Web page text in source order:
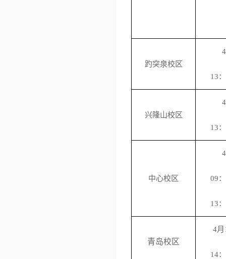
趵突泉校区
4
13：
兴隆山校区
4
13：
中心校区
4
09：
13：
青岛校区
4月
14：